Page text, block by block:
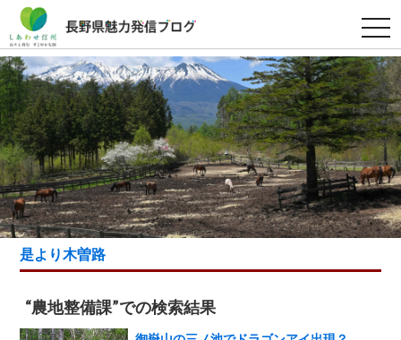
t
o
g
g
l
e
n
a
v
i
g
a
t
i
o
n
是より木曽路
“農地整備課”での検索結果